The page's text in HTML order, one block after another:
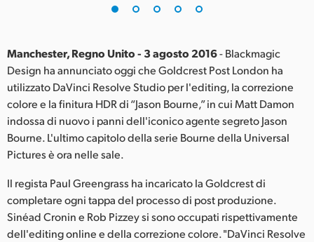
India
Italia
Japan
Korea
Malaysia
Netherlands
Manchester, Regno Unito - 3 agosto 2016- Blackmagic
Design ha annunciato oggi che Goldcrest Post London ha
utilizzato DaVinci Resolve Studio per l'editing, la correzione
colore e la finitura HDR di “Jason Bourne,” in cui Matt Damon
indossa di nuovo i panni dell'iconico agente segreto Jason
Bourne. L'ultimo capitolo della serie Bourne della Universal
Pictures è ora nelle sale.
Il regista Paul Greengrass ha incaricato la Goldcrest di
completare ogni tappa del processo di post produzione.
Sinéad Cronin e Rob Pizzey si sono occupati rispettivamente
dell'editing online e della correzione colore. "DaVinci Resolve